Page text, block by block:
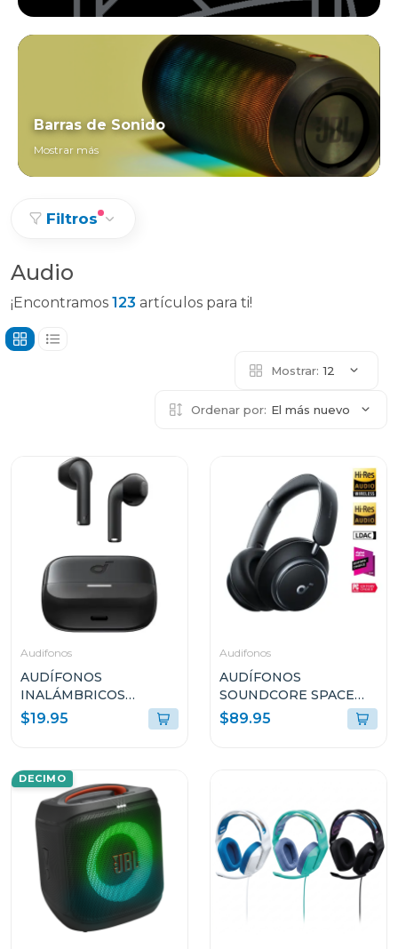
Barras de Sonido
Mostrar más
Filtros
Audio
¡Encontramos 123 artículos para ti!
Mostrar: 12
Ordenar por: El más nuevo
Audifonos
AUDÍFONOS
INALÁMBRICOS
SOUNDCORE K20i
NEGRO A3994Z11
$19.95
Audifonos
AUDÍFONOS
SOUNDCORE SPACE
Q45 CANCELACIÓN DE
RUIDO Y LARGA
$89.95
DECIMO